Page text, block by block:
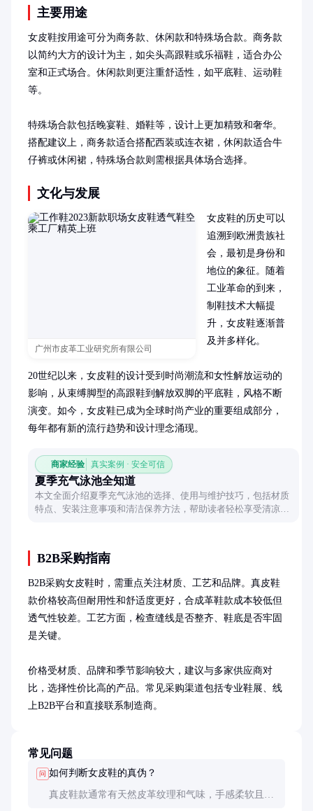
主要用途
女皮鞋按用途可分为商务款、休闲款和特殊场合款。商务款
以简约大方的设计为主，如尖头高跟鞋或乐福鞋，适合办公
室和正式场合。休闲款则更注重舒适性，如平底鞋、运动鞋
等。
特殊场合款包括晚宴鞋、婚鞋等，设计上更加精致和奢华。
搭配建议上，商务款适合搭配西装或连衣裙，休闲款适合牛
仔裤或休闲裙，特殊场合款则需根据具体场合选择。
文化与发展
广州市皮革工业研究所有限公司
女皮鞋的历史可以
追溯到欧洲贵族社
会，最初是身份和
地位的象征。随着
工业革命的到来，
制鞋技术大幅提
升，女皮鞋逐渐普
及并多样化。
20世纪以来，女皮鞋的设计受到时尚潮流和女性解放运动的
影响，从束缚脚型的高跟鞋到解放双脚的平底鞋，风格不断
演变。如今，女皮鞋已成为全球时尚产业的重要组成部分，
每年都有新的流行趋势和设计理念涌现。
商家经验 真实案例 · 安全可信
夏季充气泳池全知道
本文全面介绍夏季充气泳池的选择、使用与维护技巧，包括材质
特点、安装注意事项和清洁保养方法，帮助读者轻松享受清凉夏
B2B采购指南
B2B采购女皮鞋时，需重点关注材质、工艺和品牌。真皮鞋
款价格较高但耐用性和舒适度更好，合成革鞋款成本较低但
透气性较差。工艺方面，检查缝线是否整齐、鞋底是否牢固
是关键。
价格受材质、品牌和季节影响较大，建议与多家供应商对
比，选择性价比高的产品。常见采购渠道包括专业鞋展、线
上B2B平台和直接联系制造商。
常见问题
问 如何判断女皮鞋的真伪？
真皮鞋款通常有天然皮革纹理和气味，手感柔软且有